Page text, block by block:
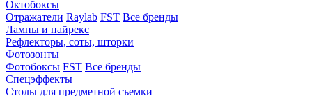
Октобоксы
Отражатели Raylab FST Все бренды
Лампы и пайрекс
Рефлекторы, соты, шторки
Фотозонты
Фотобоксы FST Все бренды
Спецэффекты
Столы для предметной съемки